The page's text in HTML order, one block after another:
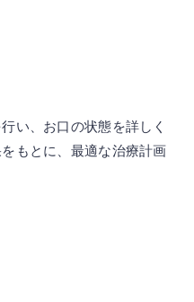
い、お口の状態を詳しく
もとに、最適な治療計画